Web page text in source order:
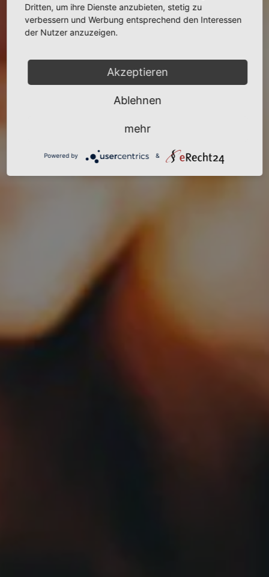
Sulzbach im Hunsrück
Veranstaltungen
Dritten, um ihre Dienste anzubieten, stetig zu
verbessern und Werbung entsprechend den Interessen
der Nutzer anzuzeigen.
Akzeptieren
Ablehnen
mehr
Powered by &